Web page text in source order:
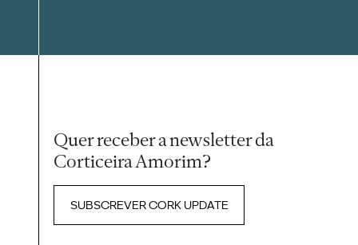
Quer receber a newsletter da
Corticeira Amorim?
SUBSCREVER CORK UPDATE